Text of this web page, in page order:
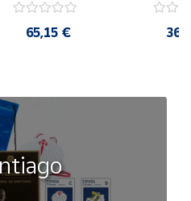
65,15 €